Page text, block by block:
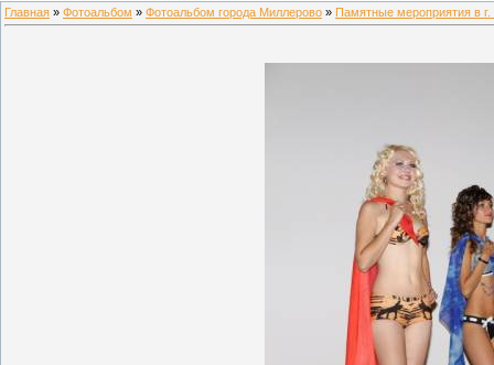
Главная » Фотоальбом » Фотоальбом города Миллерово » Памятные мероприятия в